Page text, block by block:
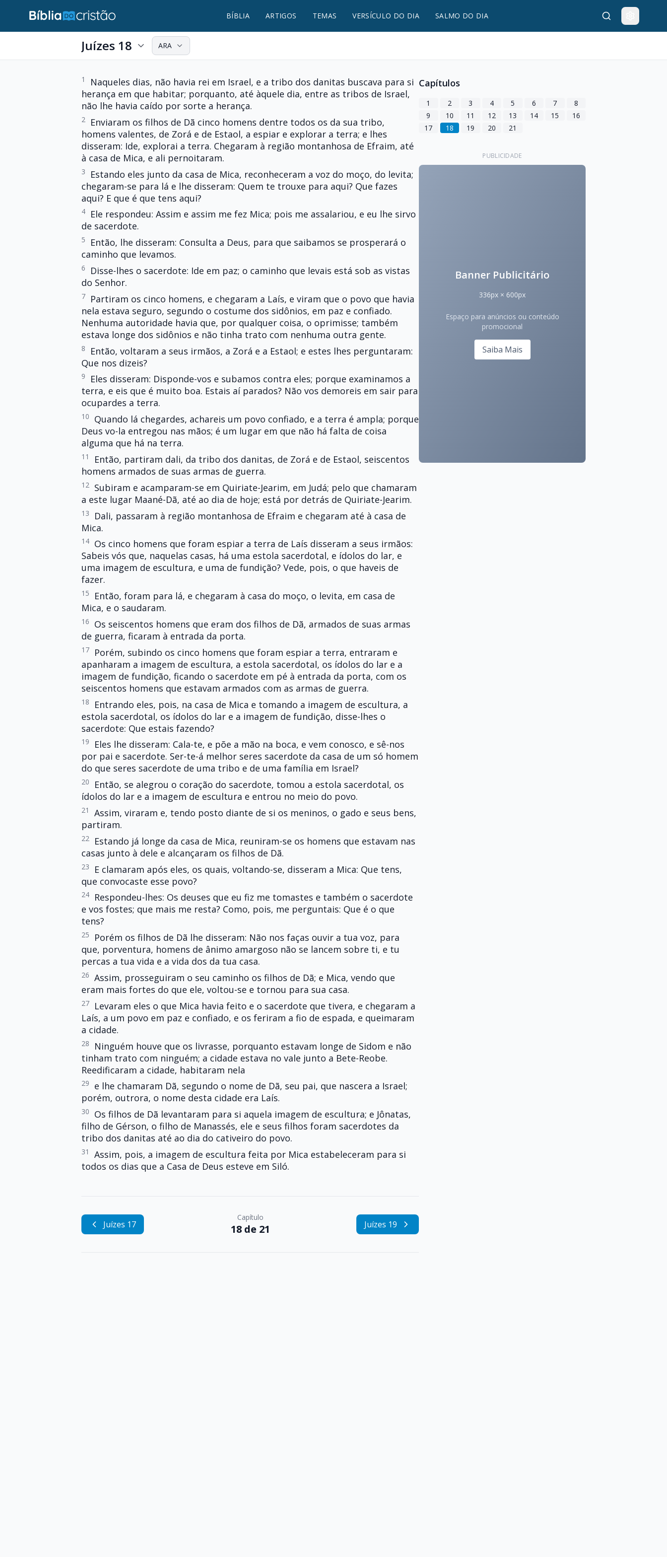
BÍBLIA ARTIGOS TEMAS VERSÍCULO DO DIA SALMO DO DIA
Juízes 18 ARA
1
Naqueles dias, não havia rei em Israel, e a tribo dos danitas buscava para si
herança em que habitar; porquanto, até àquele dia, entre as tribos de Israel,
não lhe havia caído por sorte a herança.
2
Enviaram os filhos de Dã cinco homens dentre todos os da sua tribo,
homens valentes, de Zorá e de Estaol, a espiar e explorar a terra; e lhes
disseram: Ide, explorai a terra. Chegaram à região montanhosa de Efraim, até
à casa de Mica, e ali pernoitaram.
3
Estando eles junto da casa de Mica, reconheceram a voz do moço, do levita;
chegaram-se para lá e lhe disseram: Quem te trouxe para aqui? Que fazes
aqui? E que é que tens aqui?
4
Ele respondeu: Assim e assim me fez Mica; pois me assalariou, e eu lhe sirvo
de sacerdote.
5
Então, lhe disseram: Consulta a Deus, para que saibamos se prosperará o
caminho que levamos.
6
Disse-lhes o sacerdote: Ide em paz; o caminho que levais está sob as vistas
do Senhor.
7
Partiram os cinco homens, e chegaram a Laís, e viram que o povo que havia
nela estava seguro, segundo o costume dos sidônios, em paz e confiado.
Nenhuma autoridade havia que, por qualquer coisa, o oprimisse; também
estava longe dos sidônios e não tinha trato com nenhuma outra gente.
8
Então, voltaram a seus irmãos, a Zorá e a Estaol; e estes lhes perguntaram:
Que nos dizeis?
9
Eles disseram: Disponde-vos e subamos contra eles; porque examinamos a
terra, e eis que é muito boa. Estais aí parados? Não vos demoreis em sair para
ocupardes a terra.
10
Quando lá chegardes, achareis um povo confiado, e a terra é ampla; porque
Deus vo-la entregou nas mãos; é um lugar em que não há falta de coisa
alguma que há na terra.
11
Então, partiram dali, da tribo dos danitas, de Zorá e de Estaol, seiscentos
homens armados de suas armas de guerra.
12
Subiram e acamparam-se em Quiriate-Jearim, em Judá; pelo que chamaram
a este lugar Maané-Dã, até ao dia de hoje; está por detrás de Quiriate-Jearim.
13
Dali, passaram à região montanhosa de Efraim e chegaram até à casa de
Mica.
14 Os cinco homens que foram espiar a terra de Laís disseram a seus irmãos:
Sabeis vós que, naquelas casas, há uma estola sacerdotal, e ídolos do lar, e
uma imagem de escultura, e uma de fundição? Vede, pois, o que haveis de
fazer.
15
Então, foram para lá, e chegaram à casa do moço, o levita, em casa de
Mica, e o saudaram.
16
Os seiscentos homens que eram dos filhos de Dã, armados de suas armas
de guerra, ficaram à entrada da porta.
17
Porém, subindo os cinco homens que foram espiar a terra, entraram e
apanharam a imagem de escultura, a estola sacerdotal, os ídolos do lar e a
imagem de fundição, ficando o sacerdote em pé à entrada da porta, com os
seiscentos homens que estavam armados com as armas de guerra.
18
Entrando eles, pois, na casa de Mica e tomando a imagem de escultura, a
estola sacerdotal, os ídolos do lar e a imagem de fundição, disse-lhes o
sacerdote: Que estais fazendo?
19
Eles lhe disseram: Cala-te, e põe a mão na boca, e vem conosco, e sê-nos
por pai e sacerdote. Ser-te-á melhor seres sacerdote da casa de um só homem
do que seres sacerdote de uma tribo e de uma família em Israel?
20
Então, se alegrou o coração do sacerdote, tomou a estola sacerdotal, os
ídolos do lar e a imagem de escultura e entrou no meio do povo.
21
Assim, viraram e, tendo posto diante de si os meninos, o gado e seus bens,
partiram.
22
Estando já longe da casa de Mica, reuniram-se os homens que estavam nas
casas junto à dele e alcançaram os filhos de Dã.
23
E clamaram após eles, os quais, voltando-se, disseram a Mica: Que tens,
que convocaste esse povo?
24
Respondeu-lhes: Os deuses que eu fiz me tomastes e também o sacerdote
e vos fostes; que mais me resta? Como, pois, me perguntais: Que é o que
tens?
25
Porém os filhos de Dã lhe disseram: Não nos faças ouvir a tua voz, para
que, porventura, homens de ânimo amargoso não se lancem sobre ti, e tu
percas a tua vida e a vida dos da tua casa.
26 Assim, prosseguiram o seu caminho os filhos de Dã; e Mica, vendo que
eram mais fortes do que ele, voltou-se e tornou para sua casa.
27
Levaram eles o que Mica havia feito e o sacerdote que tivera, e chegaram a
Laís, a um povo em paz e confiado, e os feriram a fio de espada, e queimaram
a cidade.
28
Ninguém houve que os livrasse, porquanto estavam longe de Sidom e não
tinham trato com ninguém; a cidade estava no vale junto a Bete-Reobe.
Reedificaram a cidade, habitaram nela
29
e lhe chamaram Dã, segundo o nome de Dã, seu pai, que nascera a Israel;
porém, outrora, o nome desta cidade era Laís.
30
Os filhos de Dã levantaram para si aquela imagem de escultura; e Jônatas,
filho de Gérson, o filho de Manassés, ele e seus filhos foram sacerdotes da
tribo dos danitas até ao dia do cativeiro do povo.
31
Assim, pois, a imagem de escultura feita por Mica estabeleceram para si
todos os dias que a Casa de Deus esteve em Siló.
Juízes 17
Capítulo
18 de 21 Juízes 19
Capítulos
1 2 3 4 5 6 7
8
9
10 11 12 13 14 15
16
17
18 19 20 21
PUBLICIDADE
Banner Publicitário
336px × 600px
Espaço para anúncios ou conteúdo
promocional
Saiba Mais